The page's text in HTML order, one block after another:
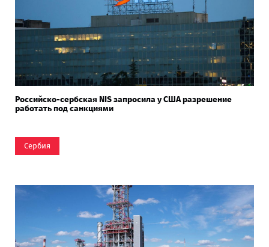
Российско-сербская NIS запросила у США разрешение
работать под санкциями
Сербия